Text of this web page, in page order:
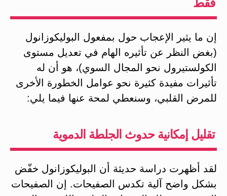
إن ما يثير الإعجاب حول بمفعول البوليكوزانول
(بغض النظر عن تأثيره الهام في تعديل مستوى
الكولستيرول نحو المجال السوي)، هو أن له
تأثيرات مفيدة كثيرة نحو عوامل الخطورة الأخرى
للمرض القلبي، وسنعطي لمحة عنها فيما يلي:
تقليل إمكانية حدوث الجلطة الدموية
لقد أظهرت دراسة حديثة أن البوليكوزانول خفّض
بشكل واضح آلية تكدس الصفيحات. إن الصفيحات